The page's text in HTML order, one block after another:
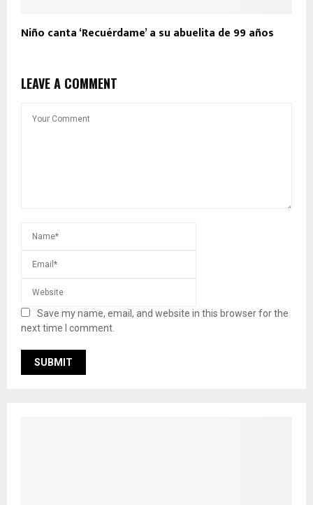
Niño canta ‘Recuérdame’ a su abuelita de 99 años
LEAVE A COMMENT
Save my name, email, and website in this browser for the
next time I comment.